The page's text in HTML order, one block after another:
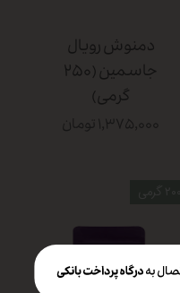
دمنوش رویال
جاسمین (۲۵۰
گرمی)
۱,۳۷۵,۰۰۰ تومان